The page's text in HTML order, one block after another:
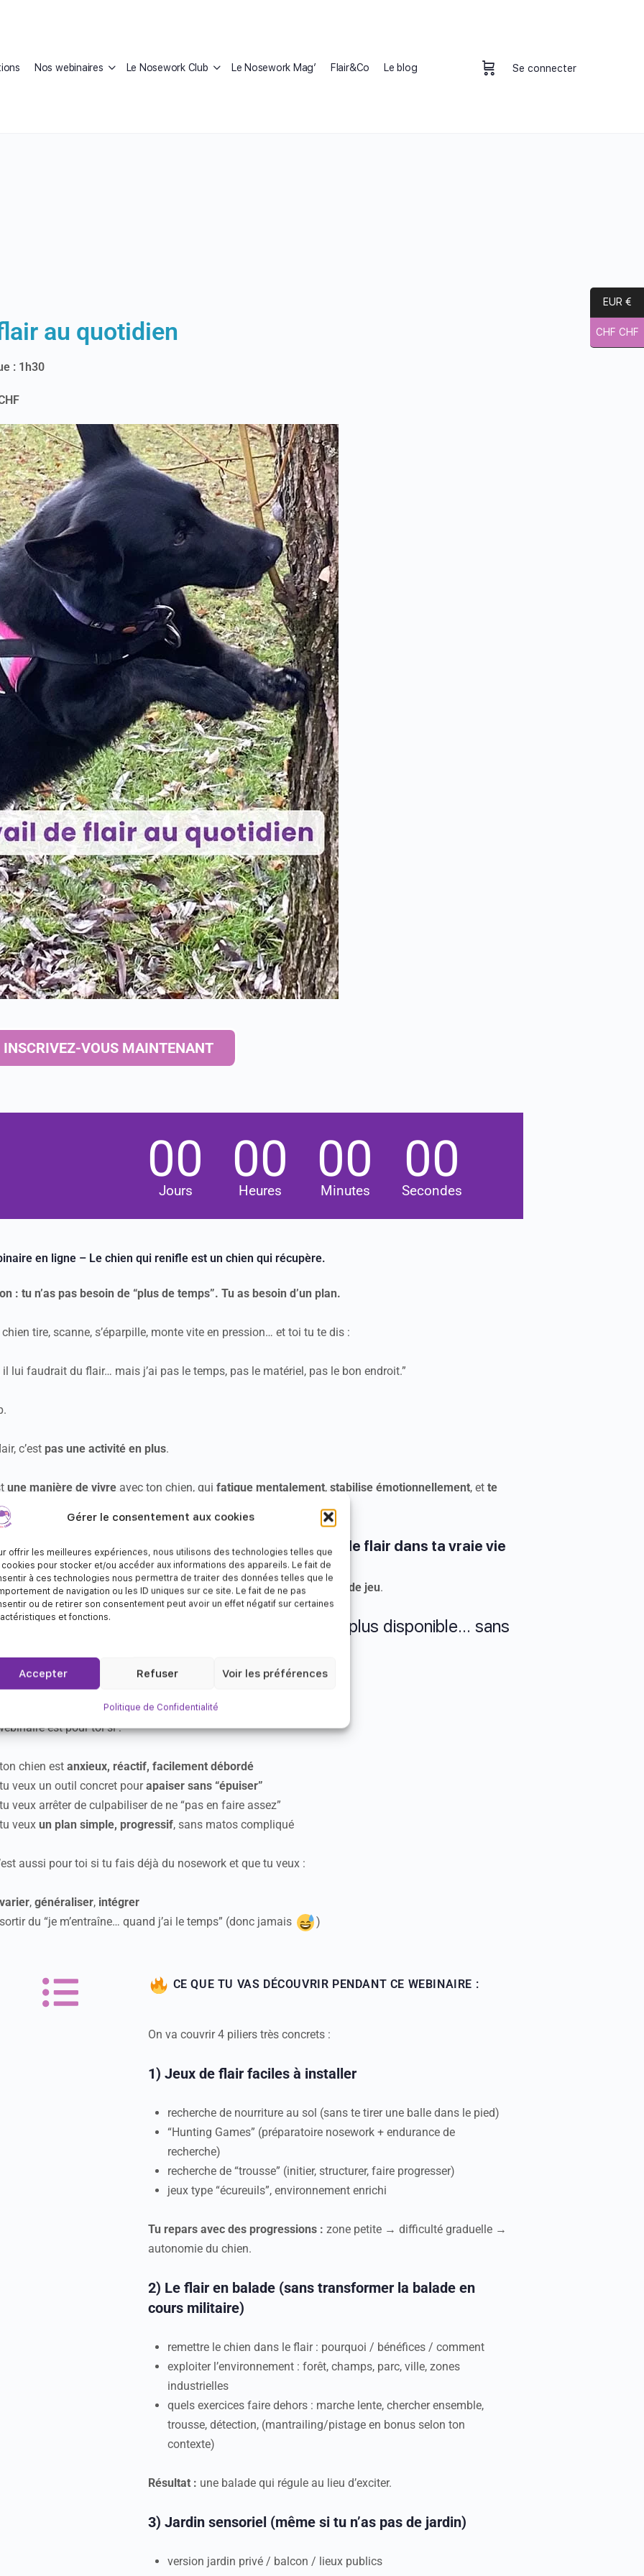
Gérer le consentement aux cookies
offrir les meilleures expériences, nous utilisons des technologies telles que
cookies pour stocker et/ou accéder aux informations des appareils. Le fait de
à ces technologies nous permettra de traiter des données telles que le
de navigation ou les ID uniques sur ce site. Le fait de ne pas
ou de retirer son consentement peut avoir un effet négatif sur certaines
et fonctions.
Accepter Refuser Voir les préférences
Politique de Confidentialité
Nos webinaires Le Nosework Club Le Nosework Mag’ Flair&Co Le blog Se connecter
au quotidien
: 1h30
INSCRIVEZ-VOUS MAINTENANT
00
Jours
00
Heures
00
Minutes
00
Secondes
en ligne – Le chien qui renifle est un chien qui récupère.
: tu n’as pas besoin de “plus de temps”. Tu as besoin d’un plan.
tire, scanne, s’éparpille, monte vite en pression… et toi tu te dis :
il lui faudrait du flair… mais j’ai pas le temps, pas le matériel, pas le bon endroit.”
c’est pas une activité en plus.
une manière de vivre avec ton chien, quifatigue mentalement,stabilise émotionnellement, ette
de la prise
Dans ce webinaire, je te montre comment intégrer le flair dans ta vraie vie
maison, voiture, jardin (ou pas), ville, forêt… tout devient terrain de jeu.
Objectif :un chien plus posé, plus concentré, plus disponible… sans
s’adresse ce webinaire ?
est pour toi si :
ton chien estanxieux, réactif, facilement débordé
tu veux un outil concret pourapaiser sans “épuiser”
tu veux arrêter de culpabiliser de ne “pas en faire assez”
tu veuxun plan simple, progressif, sans matos compliqué
aussi pour toi si tu fais déjà du nosework et que tu veux :
varier,généraliser, intégrer
sortir du “je m’entraîne… quand j’ai le temps” (donc jamais
)
CE QUE TU VAS DÉCOUVRIR PENDANT CE WEBINAIRE :
On va couvrir 4 piliers très concrets :
1) Jeux de flair faciles à installer
recherche de nourriture au sol (sans te tirer une balle dans le pied)
“Hunting Games” (préparatoire nosework + endurance de
recherche)
recherche de “trousse” (initier, structurer, faire progresser)
jeux type “écureuils”, environnement enrichi
Tu repars avec des progressions : zone petite → difficulté graduelle →
autonomie du chien.
2) Le flair en balade (sans transformer la balade en
cours militaire)
remettre le chien dans le flair : pourquoi / bénéfices / comment
exploiter l’environnement : forêt, champs, parc, ville, zones
industrielles
quels exercices faire dehors : marche lente, chercher ensemble,
trousse, détection, (mantrailing/pistage en bonus selon ton
contexte)
Résultat : une balade qui régule au lieu d’exciter.
3) Jardin sensoriel (même si tu n’as pas de jardin)
version jardin privé / balcon / lieux publics
EUR €
CHF CHF